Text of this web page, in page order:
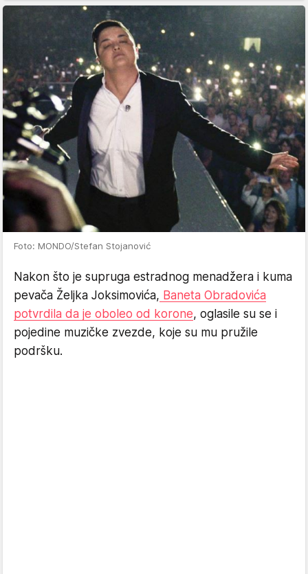
Foto: MONDO/Stefan Stojanović
Nakon što je supruga estradnog menadžera i kuma
pevača Željka Joksimovića, Baneta Obradovića
potvrdila da je oboleo od korone, oglasile su se i
pojedine muzičke zvezde, koje su mu pružile
podršku.